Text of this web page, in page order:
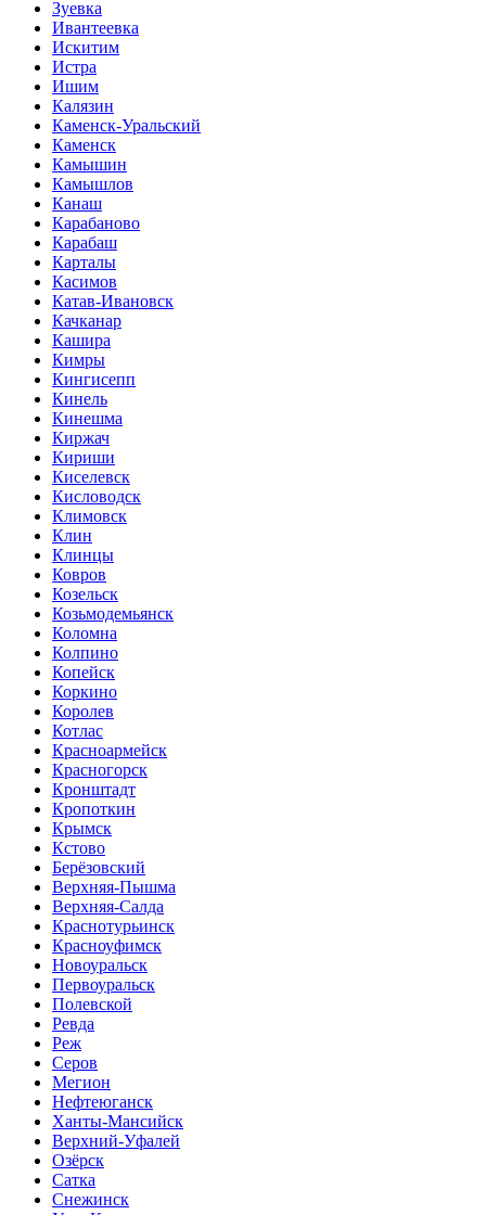
Зуевка
Ивантеевка
Искитим
Истра
Ишим
Калязин
Каменск-Уральский
Каменск
Камышин
Камышлов
Канаш
Карабаново
Карабаш
Карталы
Касимов
Катав-Ивановск
Качканар
Кашира
Кимры
Кингисепп
Кинель
Кинешма
Киржач
Кириши
Киселевск
Кисловодск
Климовск
Клин
Клинцы
Ковров
Козельск
Козьмодемьянск
Коломна
Колпино
Копейск
Коркино
Королев
Котлас
Красноармейск
Красногорск
Кронштадт
Кропоткин
Крымск
Кстово
Берёзовский
Верхняя-Пышма
Верхняя-Салда
Краснотурьинск
Красноуфимск
Новоуральск
Первоуральск
Полевской
Ревда
Реж
Серов
Мегион
Нефтеюганск
Ханты-Мансийск
Верхний-Уфалей
Озёрск
Сатка
Снежинск